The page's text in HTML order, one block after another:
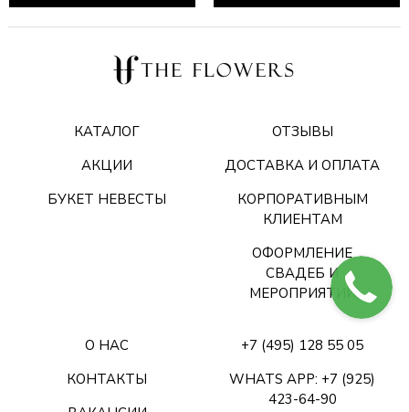
КАТАЛОГ
АКЦИИ
БУКЕТ НЕВЕСТЫ
ОТЗЫВЫ
ДОСТАВКА И ОПЛАТА
КОРПОРАТИВНЫМ
КЛИЕНТАМ
ОФОРМЛЕНИЕ
СВАДЕБ И
МЕРОПРИЯТИЙ
О НАС
КОНТАКТЫ
+7 (495) 128 55 05
WHATS APP: +7 (925)
423-64-90